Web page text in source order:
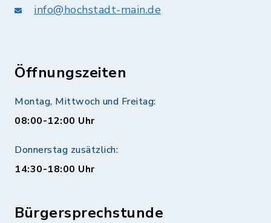
info@hochstadt-main.de
Öffnungszeiten
Montag, Mittwoch und Freitag:
08:00-12:00 Uhr
Donnerstag zusätzlich:
14:30-18:00 Uhr
Bürgersprechstunde